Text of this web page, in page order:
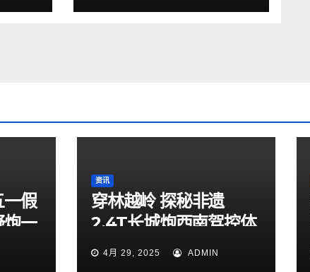
一假
一
资讯
穿林越岭 探秘非遗
2.4T长城炮西南驾控体
验营贵阳站燃擎启动
4月 29, 2025 ADMIN